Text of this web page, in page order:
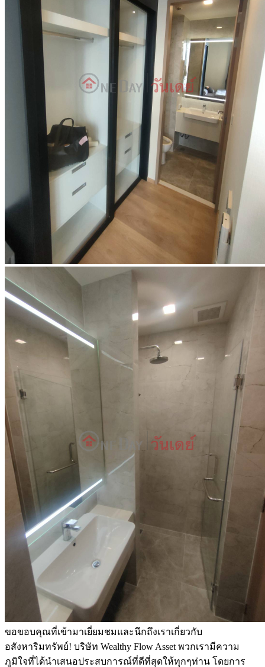
ขอขอบคุณที่เข้ามาเยี่ยมชมและนึกถึงเราเกี่ยวกับ
อสังหาริมทรัพย์! บริษัท Wealthy Flow Asset พวกเรามีความ
ภูมิใจที่ได้นำเสนอประสบการณ์ที่ดีที่สุดให้ทุกๆท่าน โดยการ